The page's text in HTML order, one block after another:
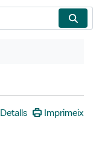
Detalls Imprimeix